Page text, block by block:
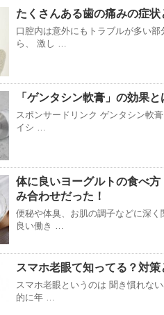
たくさんある歯の痛みの症状
口腔内は意外にもトラブルが多い
ら、 激し …
「ゲンタシン軟膏」の効果と
スポンサードリンク ゲンタシン軟
イシ …
体に良いヨーグルトの食べ
み合わせだった！
便秘や体臭、お肌の調子などに深
良い働き …
スマホ老眼て知ってる？対
スマホ老眼というのは 聞き慣れな
的に年 …